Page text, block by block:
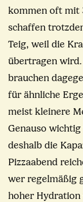
kommen oft mit
schaffen
Teig, weil die
übertragen
brauchen
für ähnliche
meist kleinere
Genauso
deshalb die
Pizzaabend
wer regelmäßig
hoher Hydration